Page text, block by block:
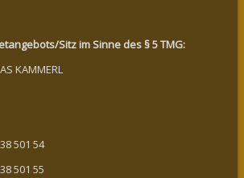
Sitz im Sinne des § 5 TMG:
KAMMERL
501 54
501 55